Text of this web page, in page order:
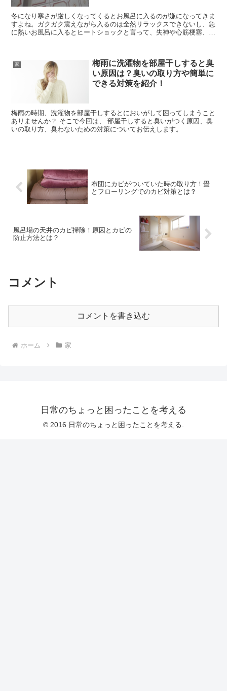
冬になり寒さが厳しくなってくるとお風呂に入るのが嫌になってきま
すよね。ガクガク震えながら入るのは全然リラックスできないし、急
に熱いお風呂に入るとヒートショックと言って、失神や心筋梗塞、不
家
梅雨に洗濯物を部屋干しすると臭
い原因は？臭いの取り方や簡単に
できる対策を紹介！
梅雨の時期、洗濯物を部屋干しするとにおいがして困ってしまうこと
ありませんか？ そこで今回は、 部屋干しすると臭いがつく原因、臭
いの取り方、臭わないための対策についてお伝えします。
布団にカビがついていた時の取り方！畳
とフローリングでのカビ対策とは？
風呂場の天井のカビ掃除！原因とカビの
防止方法とは？
コメント
コメントを書き込む
ホーム 家
日常のちょっと困ったことを考える
© 2016 日常のちょっと困ったことを考える.